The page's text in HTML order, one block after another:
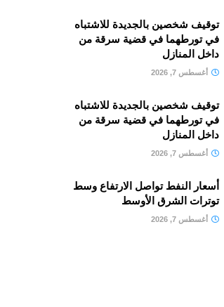
توقيف شخصين بالجديدة للاشتباه
في تورطهما في قضية سرقة من
داخل المنازل
أغسطس 7, 2026
توقيف شخصين بالجديدة للاشتباه
في تورطهما في قضية سرقة من
داخل المنازل
أغسطس 7, 2026
أسعار النفط تواصل الارتفاع وسط
توترات الشرق الأوسط
أغسطس 7, 2026